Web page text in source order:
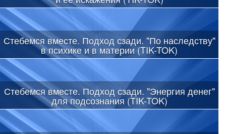
Стебемся вместе. Подход сзади. "По наследству"
в психике и в материи (TIK-TOK)
Стебемся вместе. Подход сзади. "Энергия денег"
для подсознания (TIK-TOK)